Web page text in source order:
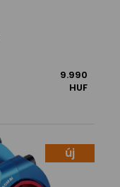
9.990
HUF
új